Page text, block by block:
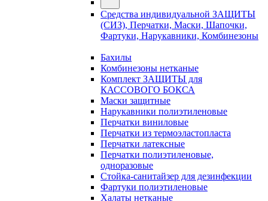
Средства индивидуальной ЗАЩИТЫ
(СИЗ), Перчатки, Маски, Шапочки,
Фартуки, Нарукавники, Комбинезоны
Бахилы
Комбинезоны нетканые
Комплект ЗАЩИТЫ для
КАССОВОГО БОКСА
Маски защитные
Нарукавники полиэтиленовые
Перчатки виниловые
Перчатки из термоэластопласта
Перчатки латексные
Перчатки полиэтиленовые,
одноразовые
Стойка-санитайзер для дезинфекции
Фартуки полиэтиленовые
Халаты нетканые